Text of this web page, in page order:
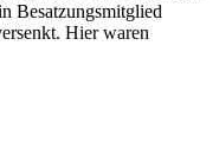
Besatzungsmitglied
Hier waren